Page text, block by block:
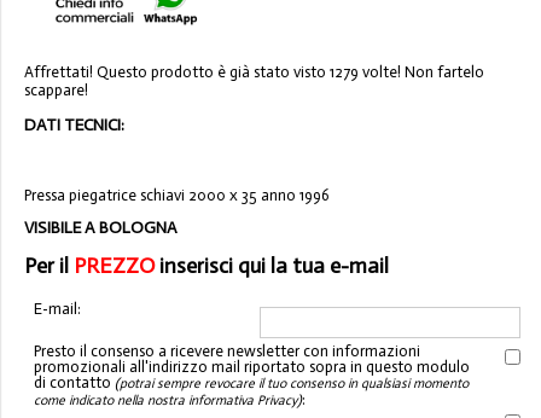
Affrettati! Questo prodotto è già stato visto 1279 volte! Non fartelo
scappare!
DATI TECNICI:
Pressa piegatrice schiavi 2000 x 35 anno 1996
VISIBILE A BOLOGNA
Per il PREZZOinserisci qui la tua e-mail
E-mail:
Presto il consenso a ricevere newsletter con informazioni
promozionali all'indirizzo mail riportato sopra in questo modulo
di contatto (potrai sempre revocare il tuo consenso in qualsiasi momento
come indicato nella nostra informativa Privacy):